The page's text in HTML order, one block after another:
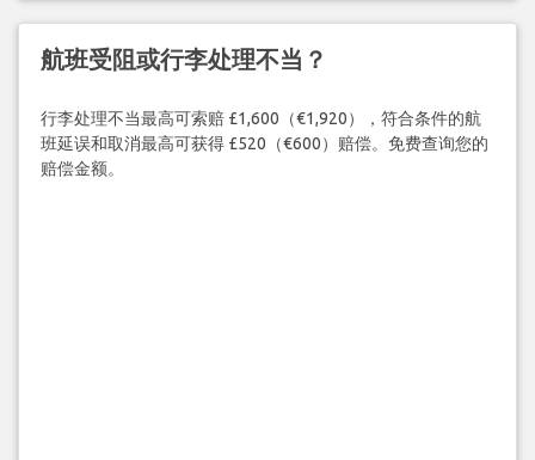
航班受阻或行李处理不当？
行李处理不当最高可索赔 £1,600（€1,920），符合条件的航
班延误和取消最高可获得 £520（€600）赔偿。免费查询您的
赔偿金额。